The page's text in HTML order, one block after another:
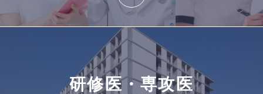
研修医・専攻医